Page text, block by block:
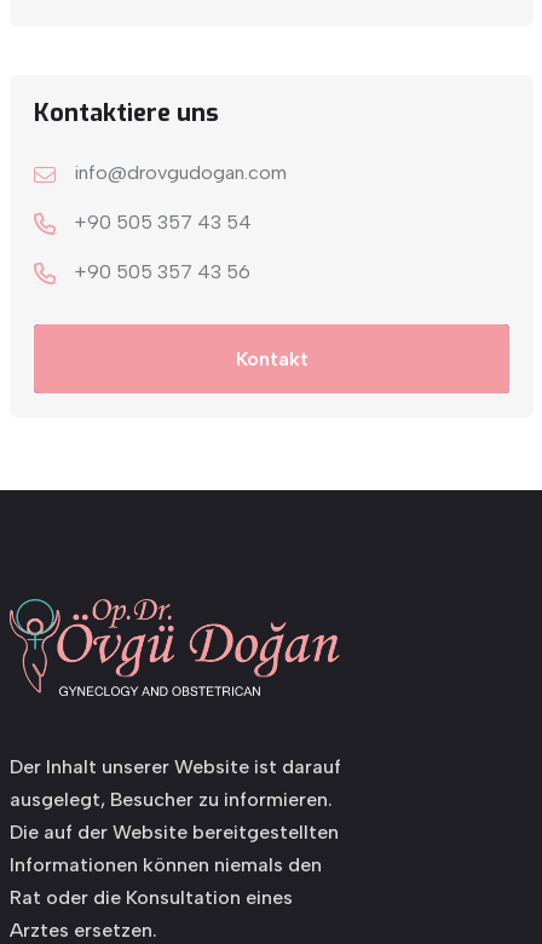
Kontaktiere uns
info@drovgudogan.com
+90 505 357 43 54
+9‎0 505 357 43 56
Kontakt
Der Inhalt unserer Website ist darauf
ausgelegt, Besucher zu informieren.
Die auf der Website bereitgestellten
Informationen können niemals den
Rat oder die Konsultation eines
Arztes ersetzen.